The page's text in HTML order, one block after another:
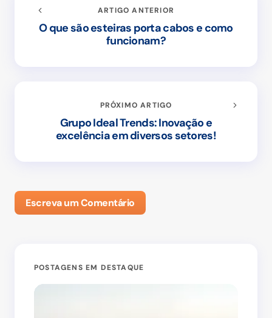
ARTIGO ANTERIOR
O que são esteiras porta cabos e como
funcionam?
PRÓXIMO ARTIGO
Grupo Ideal Trends: Inovação e
excelência em diversos setores!
Escreva um Comentário
POSTAGENS EM DESTAQUE